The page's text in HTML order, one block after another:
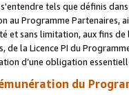
tels que définis
au Programme Partenaires,
et sans limitation, aux fins
de la Licence PI du
d’une obligation
du